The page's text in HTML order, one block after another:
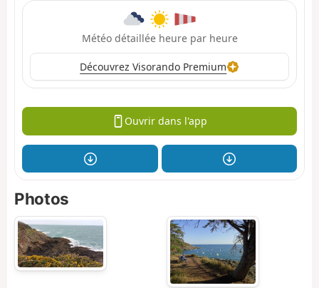
Météo détaillée heure par heure
Découvrez Visorando Premium
Ouvrir dans l'app
Photos